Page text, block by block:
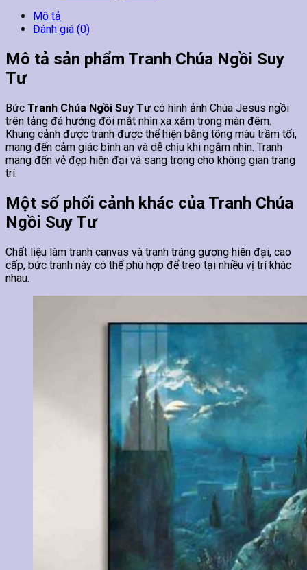
Mô tả
Đánh giá (0)
Mô tả sản phẩm Tranh Chúa Ngồi Suy
Tư
Bức Tranh Chúa Ngồi Suy Tưcó hình ảnh Chúa Jesus ngồi
trên tảng đá hướng đôi mắt nhìn xa xăm trong màn đêm.
Khung cảnh được tranh được thể hiện bằng tông màu trầm tối,
mang đến cảm giác bình an và dễ chịu khi ngắm nhìn. Tranh
mang đến vẻ đẹp hiện đại và sang trọng cho không gian trang
trí.
Một số phối cảnh khác của Tranh Chúa
Ngồi Suy Tư
Chất liệu làm tranh canvas và tranh tráng gương hiện đại, cao
cấp, bức tranh này có thể phù hợp để treo tại nhiều vị trí khác
nhau.